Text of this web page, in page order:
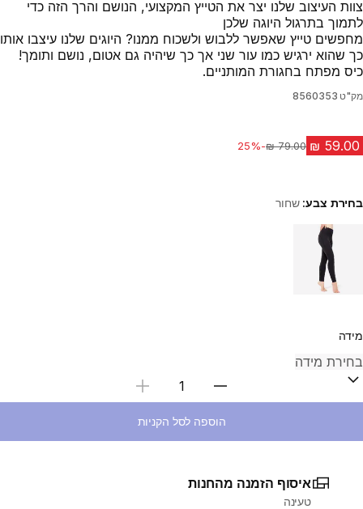
צוות העיצוב שלנו יצר את הטייץ המקצועי, הנושם והרך הזה כדי
לתמוך בתרגול היוגה שלכן
מחפשים טייץ שאפשר ללבוש ולשכוח ממנו? היוגים שלנו עיצבו אותו
כך שהוא ירגיש כמו עור שני אך כך שיהיה גם אטום, נושם ותומך!
כיס מפתח בחגורת המותניים.
מק"ט 8560353
מחיר לפני הנחה
-25%
בחירת צבע:שחור
Choose a variant
מידה
בחירת כמות
הוספה לסל הקניות
איסוף הזמנה מהחנות
טעינה